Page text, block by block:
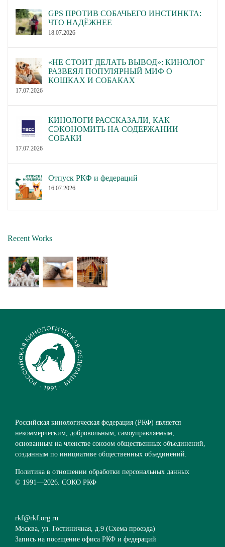
GPS ПРОТИВ СОБАЧЬЕГО ИНСТИНКТА:
ЧТО НАДЁЖНЕЕ
18.07.2026
«НЕ СТОИТ ДЕЛАТЬ ВЫВОД»: КИНОЛОГ
РАЗВЕЯЛ ПОПУЛЯРНЫЙ МИФ О
КОШКАХ И СОБАКАХ
17.07.2026
КИНОЛОГИ РАССКАЗАЛИ, КАК
СЭКОНОМИТЬ НА СОДЕРЖАНИИ
СОБАКИ
17.07.2026
Отпуск РКФ и федераций
16.07.2026
Recent Works
Российская кинологическая федерация (РКФ) является
некоммерческим, добровольным, самоуправляемым,
основанным на членстве союзом общественных объединений,
созданным по инициативе общественных объединений.
Политика в отношении обработки персональных данных
© 1991—2026. СОКО РКФ
rkf@rkf.org.ru
Москва, ул. Гостиничная, д.9 (Схема проезда)
Запись на посещение офиса РКФ и федераций